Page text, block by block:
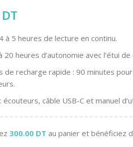
DT
à 5 heures de lecture en continu.
20 heures d’autonomie avec l’étui de
de recharge rapide : 90 minutes
écouteurs, câble USB-C et manuel
300.00 DT au panier et bénéficiez